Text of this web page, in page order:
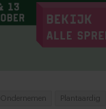
Ondernemen Plantaardig